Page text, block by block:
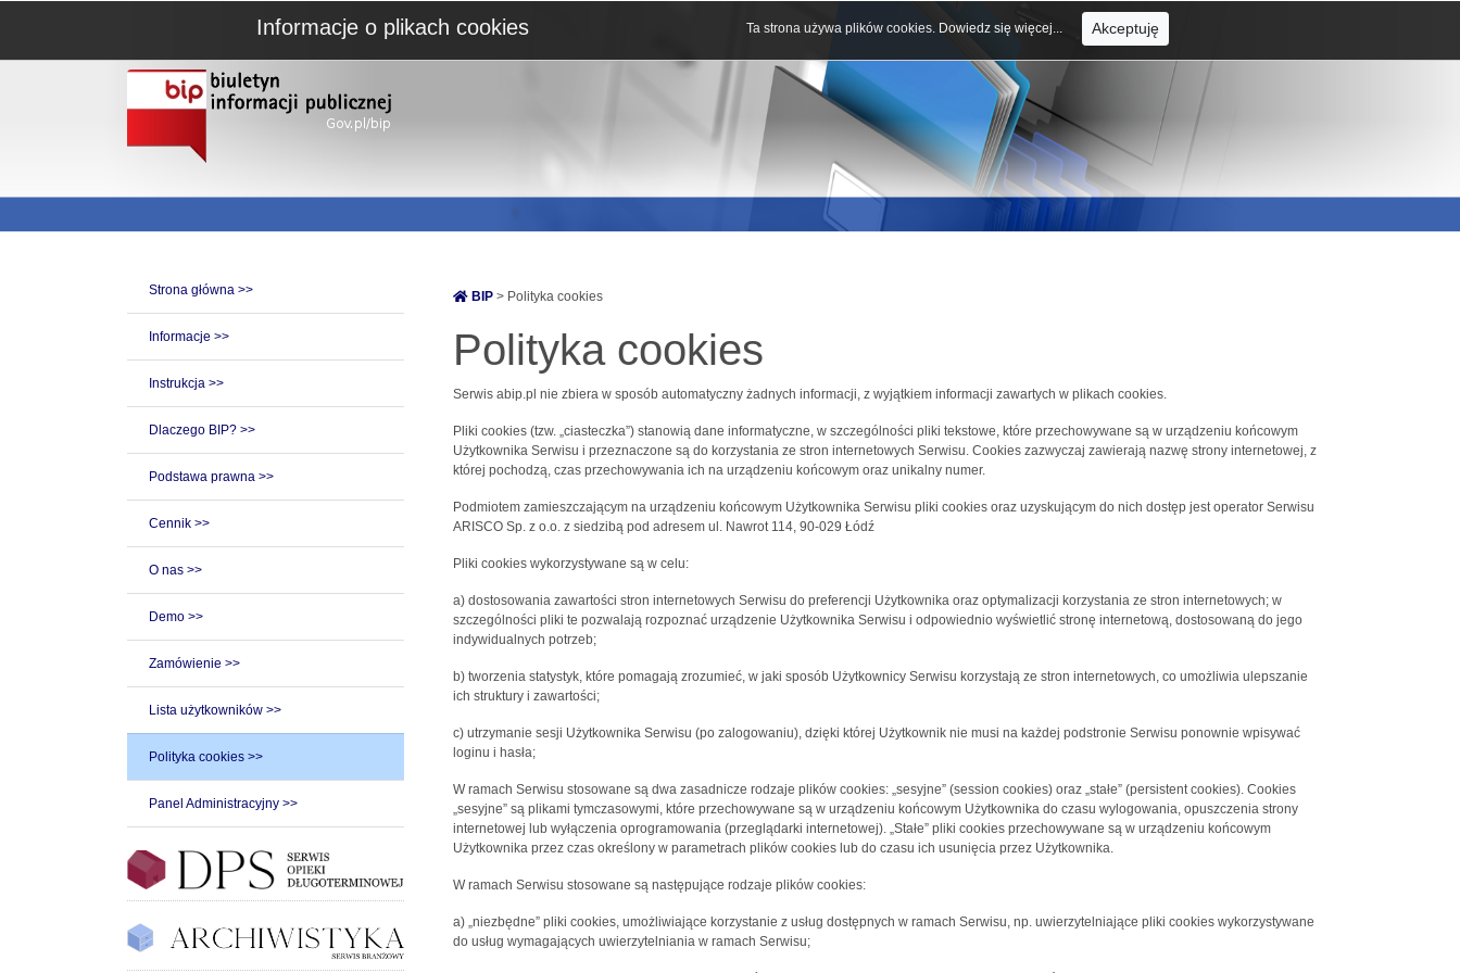
Strona główna >>
Informacje >>
Instrukcja >>
Dlaczego BIP? >>
Podstawa prawna >>
Cennik >>
O nas >>
Demo >>
Zamówienie >>
Lista użytkowników >>
Polityka cookies >>
Panel Administracyjny >>
BIP > Polityka cookies
Polityka cookies
Serwis abip.pl nie zbiera w sposób automatyczny żadnych informacji, z wyjątkiem informacji zawartych w plikach cookies.
Pliki cookies (tzw. „ciasteczka”) stanowią dane informatyczne, w szczególności pliki tekstowe, które przechowywane są w urządzeniu końcowym
Użytkownika Serwisu i przeznaczone są do korzystania ze stron internetowych Serwisu. Cookies zazwyczaj zawierają nazwę strony internetowej, z
której pochodzą, czas przechowywania ich na urządzeniu końcowym oraz unikalny numer.
Podmiotem zamieszczającym na urządzeniu końcowym Użytkownika Serwisu pliki cookies oraz uzyskującym do nich dostęp jest operator Serwisu
ARISCO Sp. z o.o. z siedzibą pod adresem ul. Nawrot 114, 90-029 Łódź
Pliki cookies wykorzystywane są w celu:
a) dostosowania zawartości stron internetowych Serwisu do preferencji Użytkownika oraz optymalizacji korzystania ze stron internetowych; w
szczególności pliki te pozwalają rozpoznać urządzenie Użytkownika Serwisu i odpowiednio wyświetlić stronę internetową, dostosowaną do jego
indywidualnych potrzeb;
b) tworzenia statystyk, które pomagają zrozumieć, w jaki sposób Użytkownicy Serwisu korzystają ze stron internetowych, co umożliwia ulepszanie
ich struktury i zawartości;
c) utrzymanie sesji Użytkownika Serwisu (po zalogowaniu), dzięki której Użytkownik nie musi na każdej podstronie Serwisu ponownie wpisywać
loginu i hasła;
W ramach Serwisu stosowane są dwa zasadnicze rodzaje plików cookies: „sesyjne” (session cookies) oraz „stałe” (persistent cookies). Cookies
„sesyjne” są plikami tymczasowymi, które przechowywane są w urządzeniu końcowym Użytkownika do czasu wylogowania, opuszczenia strony
internetowej lub wyłączenia oprogramowania (przeglądarki internetowej). „Stałe” pliki cookies przechowywane są w urządzeniu końcowym
Użytkownika przez czas określony w parametrach plików cookies lub do czasu ich usunięcia przez Użytkownika.
W ramach Serwisu stosowane są następujące rodzaje plików cookies:
a) „niezbędne” pliki cookies, umożliwiające korzystanie z usług dostępnych w ramach Serwisu, np. uwierzytelniające pliki cookies wykorzystywane
do usług wymagających uwierzytelniania w ramach Serwisu;
Informacje o plikach cookies Ta strona używa plików cookies. Dowiedz się więcej... Akceptuję